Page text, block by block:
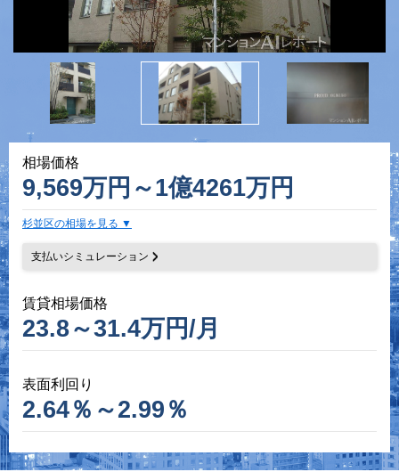
相場価格
9,569万円～1億4261万円
杉並区の相場を見る
支払いシミュレーション
賃貸相場価格
23.8～31.4万円/月
表面利回り
2.64％～2.99％